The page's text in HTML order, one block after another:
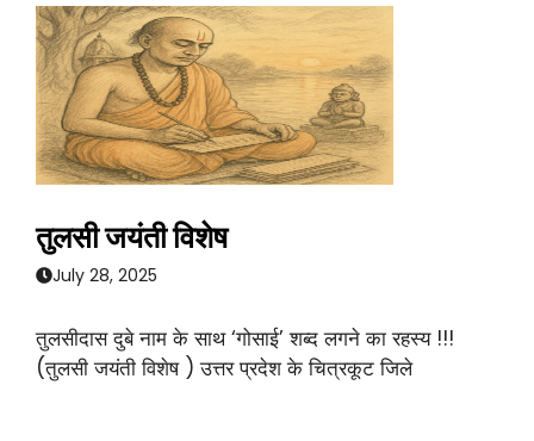
तुलसी जयंती विशेष
July 28, 2025
तुलसीदास दुबे नाम के साथ ‘गोसाई’ शब्द लगने का रहस्य !!!
(तुलसी जयंती विशेष ) उत्तर प्रदेश के चित्रकूट जिले